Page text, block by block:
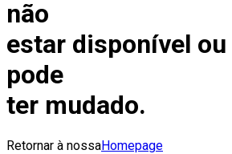
não
estar disponível ou
pode
ter mudado.
Retornar à nossaHomepage